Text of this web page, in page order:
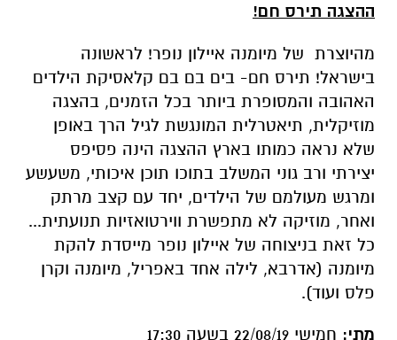
ההצגה תירס חם!
מהיוצרת של מיומנה איילון נופר! לראשונה
בישראל! תירס חם- בים בם בם קלאסיקת הילדים
האהובה והמסופרת ביותר בכל הזמנים, בהצגה
מוזיקלית, תיאטרלית המונגשת לגיל הרך באופן
שלא נראה כמותו בארץ ההצגה הינה פסיפס
יצירתי ורב גוני המשלב בתוכו תוכן איכותי, משעשע
ומרגש מעולמם של הילדים, יחד עם קצב מרתק
ואחר, מוזיקה לא מתפשרת ווירטואזיות תנועתית...
כל זאת בניצוחה של איילון נופר מייסדת להקת
מיומנה (אדרבא, לילה אחד באפריל, מיומנה וקרן
פלס ועוד).
מתי: חמישי 22/08/19 בשעה 17:30